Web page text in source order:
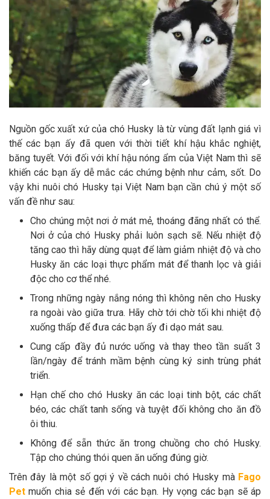
Nguồn gốc xuất xứ của chó Husky là từ vùng đất lạnh giá vì
thế các bạn ấy đã quen với thời tiết khí hậu khắc nghiệt,
băng tuyết. Với đối với khí hậu nóng ẩm của Việt Nam thì sẽ
khiến các bạn ấy dễ mắc các chứng bệnh như cảm, sốt. Do
vậy khi nuôi chó Husky tại Việt Nam bạn cần chú ý một số
vấn đề như sau:
Cho chúng một nơi ở mát mẻ, thoáng đãng nhất có thể.
Nơi ở của chó Husky phải luôn sạch sẽ. Nếu nhiệt độ
tăng cao thì hãy dùng quạt để làm giảm nhiệt độ và cho
Husky ăn các loại thực phẩm mát để thanh lọc và giải
độc cho cơ thể nhé.
Trong những ngày nắng nóng thì không nên cho Husky
ra ngoài vào giữa trưa. Hãy chờ tới chờ tối khi nhiệt độ
xuống thấp để đưa các bạn ấy đi dạo mát sau.
Cung cấp đầy đủ nước uống và thay theo tần suất 3
lần/ngày để tránh mầm bệnh cùng ký sinh trùng phát
triển.
Hạn chế cho chó Husky ăn các loại tinh bột, các chất
béo, các chất tanh sống và tuyệt đối không cho ăn đồ
ôi thiu.
Không để sẵn thức ăn trong chuồng cho chó Husky.
Tập cho chúng thói quen ăn uống đúng giờ.
Trên đây là một số gợi ý về cách nuôi chó Husky mà Fago
Pet muốn chia sẻ đến với các bạn. Hy vọng các bạn sẽ áp